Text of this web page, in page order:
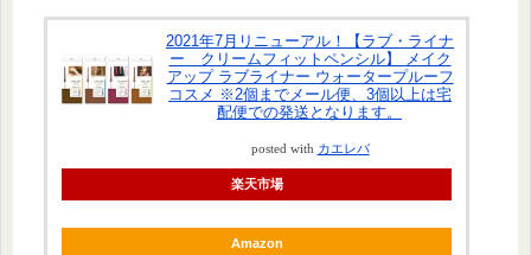
2021年7月リニューアル！【ラブ・ライナ
ー クリームフィットペンシル】 メイク
アップ ラブライナー ウォータープルーフ
コスメ ※2個までメール便、3個以上は宅
配便での発送となります。
posted with カエレバ
楽天市場
Amazon